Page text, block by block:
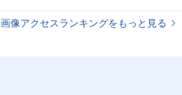
画像アクセスランキングをもっと見る